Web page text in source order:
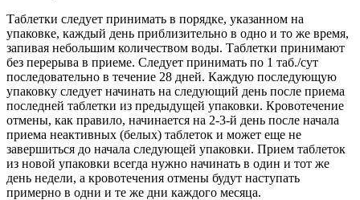
Таблетки следует принимать в порядке, указанном на
упаковке, каждый день приблизительно в одно и то же время,
запивая небольшим количеством воды. Таблетки принимают
без перерыва в приеме. Следует принимать по 1 таб./сут
последовательно в течение 28 дней. Каждую последующую
упаковку следует начинать на следующий день после приема
последней таблетки из предыдущей упаковки. Кровотечение
отмены, как правило, начинается на 2-3-й день после начала
приема неактивных (белых) таблеток и может еще не
завершиться до начала следующей упаковки. Прием таблеток
из новой упаковки всегда нужно начинать в один и тот же
день недели, а кровотечения отмены будут наступать
примерно в одни и те же дни каждого месяца.